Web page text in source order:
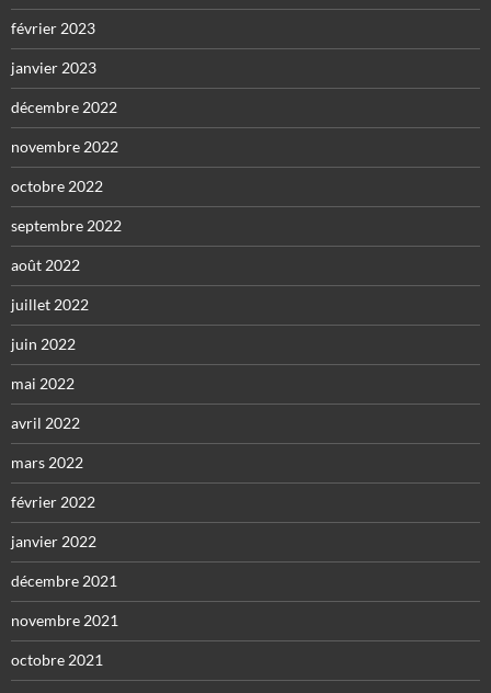
février 2023
janvier 2023
décembre 2022
novembre 2022
octobre 2022
septembre 2022
août 2022
juillet 2022
juin 2022
mai 2022
avril 2022
mars 2022
février 2022
janvier 2022
décembre 2021
novembre 2021
octobre 2021